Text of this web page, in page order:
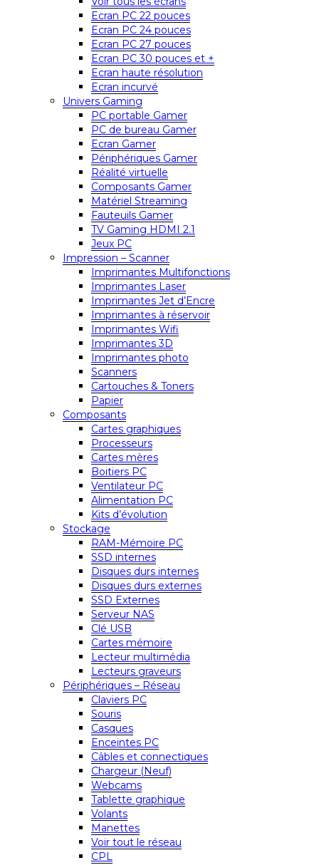
Ecran PC 22 pouces
Ecran PC 24 pouces
Ecran PC 27 pouces
Ecran PC 30 pouces et +
Ecran haute résolution
Ecran incurvé
Univers Gaming
PC portable Gamer
PC de bureau Gamer
Ecran Gamer
Périphériques Gamer
Réalité virtuelle
Composants Gamer
Matériel Streaming
Fauteuils Gamer
TV Gaming HDMI 2.1
Jeux PC
Impression – Scanner
Imprimantes Multifonctions
Imprimantes Laser
Imprimantes Jet d’Encre
Imprimantes à réservoir
Imprimantes Wifi
Imprimantes 3D
Imprimantes photo
Scanners
Cartouches & Toners
Papier
Composants
Cartes graphiques
Processeurs
Cartes mères
Boitiers PC
Ventilateur PC
Alimentation PC
Kits d’évolution
Stockage
RAM-Mémoire PC
SSD internes
Disques durs internes
Disques durs externes
SSD Externes
Serveur NAS
Clé USB
Cartes mémoire
Lecteur multimédia
Lecteurs graveurs
Périphériques – Réseau
Claviers PC
Souris
Casques
Enceintes PC
Câbles et connectiques
Chargeur (Neuf)
Webcams
Tablette graphique
Volants
Manettes
Voir tout le réseau
CPL